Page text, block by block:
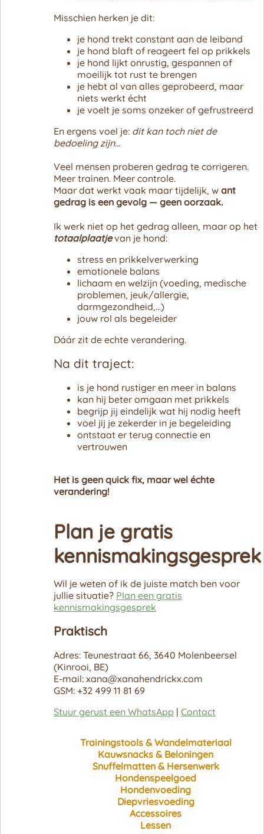
Misschien herken je dit:
je hond trekt constant aan de leiband
je hond blaft of reageert fel op prikkels
je hond lijkt onrustig, gespannen of
moeilijk tot rust te brengen
je hebt al van alles geprobeerd, maar
niets werkt écht
je voelt je soms onzeker of gefrustreerd
En ergens voel je: dit kan toch niet de
bedoeling zijn…
Veel mensen proberen gedrag te corrigeren.
Meer trainen. Meer controle.
Maar dat werkt vaak maar tijdelijk, w ant
gedrag is een gevolg — geen oorzaak.
Ik werk niet op het gedrag alleen, maar op het
totaalplaatje van je hond:
stress en prikkelverwerking
emotionele balans
lichaam en welzijn (voeding, medische
problemen, jeuk/allergie,
darmgezondheid,...)
jouw rol als begeleider
Dáár zit de echte verandering.
Na dit traject:
is je hond rustiger en meer in balans
kan hij beter omgaan met prikkels
begrijp jij eindelijk wat hij nodig heeft
voel jij je zekerder in je begeleiding
ontstaat er terug connectie en
vertrouwen
Het is geen quick fix, maar wel échte
verandering!
Plan je gratis
kennismakingsgesprek
Wil je weten of ik de juiste match ben voor
jullie situatie? Plan een gratis
kennismakingsgesprek
Praktisch
Adres: Teunestraat 66, 3640 Molenbeersel
(Kinrooi, BE)
E-mail: xana@xanahendrickx.com
GSM: +32 499 11 81 69
Stuur gerust een WhatsApp | Contact
Trainingstools & Wandelmateriaal
Kauwsnacks & Beloningen
Snuffelmatten & Hersenwerk
Hondenspeelgoed
Hondenvoeding
Diepvriesvoeding
Accessoires
Lessen